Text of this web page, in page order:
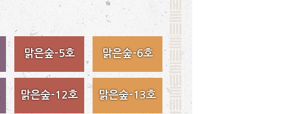
맑은숲-5호 맑은숲-6호
맑은숲-12호 맑은숲-13호